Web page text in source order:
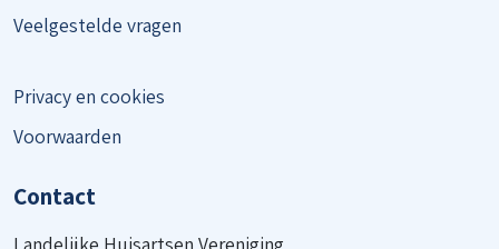
Veelgestelde vragen
Privacy en cookies
Voorwaarden
Contact